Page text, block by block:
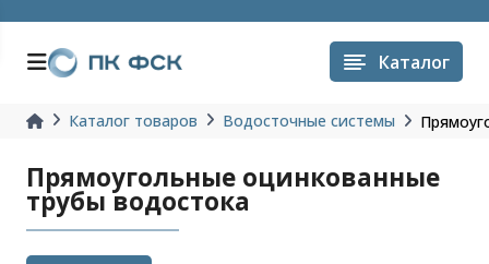
Каталог
Каталог товаров Водосточные системы
Прямоугольные оцинкованные
трубы водостока